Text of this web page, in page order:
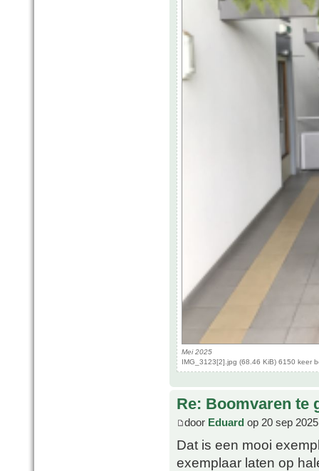
Mei 2025
IMG_3123[2].jpg (68.46 KiB) 6150 keer
Re: Boomvaren te
door Eduard op 20 sep
Dat is een mooi
exemplaar laten op